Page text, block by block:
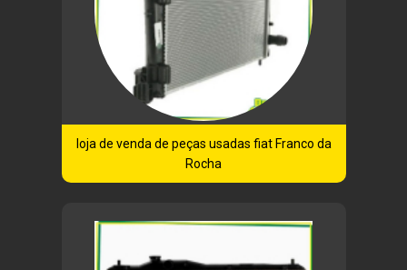
loja de venda de peças usadas fiat Franco da
Rocha